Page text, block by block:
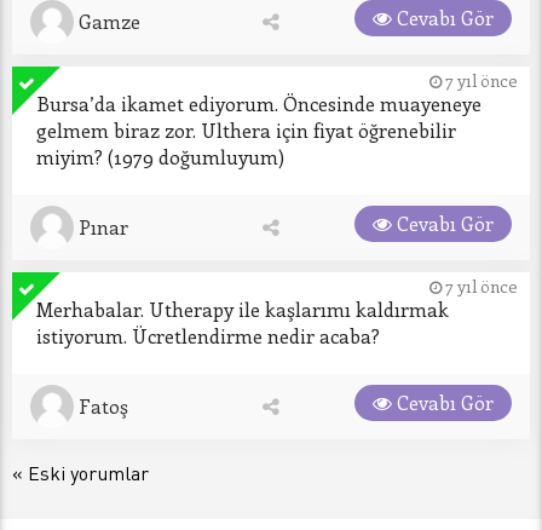
Gamze Cevabı Gör
7 yıl önce
Bursa’da ikamet ediyorum. Öncesinde muayeneye
gelmem biraz zor. Ulthera için fiyat öğrenebilir
miyim? (1979 doğumluyum)
Pınar Cevabı Gör
7 yıl önce
Merhabalar. Utherapy ile kaşlarımı kaldırmak
istiyorum. Ücretlendirme nedir acaba?
Fatoş Cevabı Gör
« Eski yorumlar